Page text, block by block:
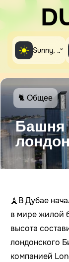
☀️ Sunny, ..°
Башня
🐈 Общее
🗼 В Дубае
в мире жилой
высота
лондонского
компанией